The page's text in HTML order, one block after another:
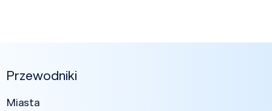
Przewodniki
Miasta